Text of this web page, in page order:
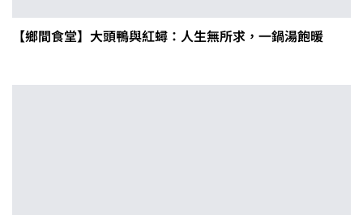
【鄉間食堂】大頭鴨與紅蟳：人生無所求，一鍋湯飽暖